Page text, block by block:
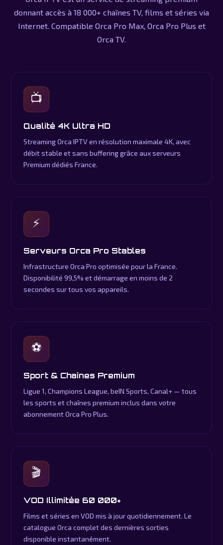
donnant accès à 18 000+ chaînes TV, films et séries via
Internet. Compatible Orca Pro Max, Orca Pro Plus et
Orca TV.
📺
Qualité 4K Ultra HD
Streaming Orca IPTV en résolution maximale 4K, avec
débit stable et sans buffering grâce aux serveurs
Premium dédiés France.
⚡
Serveurs Orca Pro Stables
Infrastructure Orca Pro optimisée pour la France.
Disponibilité 99,5% et démarrage en moins de 2
secondes sur tous vos appareils.
⚽
Sport & Chaînes Premium
Ligue 1, Champions League, beIN Sports, Canal+ — tous
les sports et chaînes premium inclus dans votre
abonnement Orca Pro Plus.
🎬
VOD Illimitée 60 000+
Films et séries en VOD mis à jour quotidiennement. Le
catalogue Orca complet des dernières sorties
disponible instantanément.